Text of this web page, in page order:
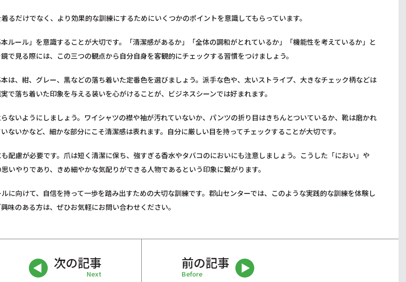
るだけでなく、より効果的な訓練にするためにいくつかのポイントを意識してもらっています。
ルール」を意識することが大切です。「清潔感があるか」「全体の調和がとれているか」「機能性を考えているか」と
で見る際には、この三つの観点から自分自身を客観的にチェックする習慣をつけましょう。
は、紺、グレー、黒などの落ち着いた定番色を選びましょう。派手な色や、太いストライプ、大きなチェック柄などは
で落ち着いた印象を与える装いを心がけることが、ビジネスシーンでは好まれます。
ないようにしましょう。ワイシャツの襟や袖が汚れていないか、パンツの折り目はきちんとついているか、靴は磨かれ
ないかなど、細かな部分にこそ清潔感は表れます。自分に厳しい目を持ってチェックすることが大切です。
配慮が必要です。爪は短く清潔に保ち、強すぎる香水やタバコのにおいにも注意しましょう。こうした「におい」や
いやりであり、きめ細やかな気配りができる人物であるという印象に繋がります。
に向けて、自信を持って一歩を踏み出すための大切な訓練です。郡山センターでは、このような実践的な訓練を体験し
味のある方は、ぜひお気軽にお問い合わせください。
次の記事
Next
前の記事
Before